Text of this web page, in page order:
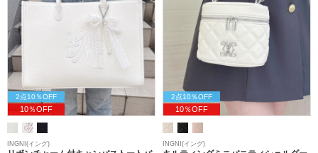
2点10％OFF
10％OFF
INGNI(イング)
2点10％OFF
10％OFF
INGNI(イング)